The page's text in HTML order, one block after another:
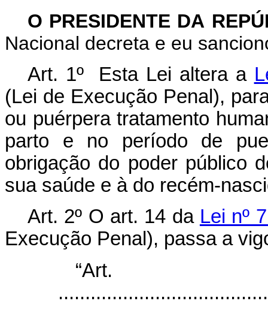
O PRESIDENTE DA
Nacional decreta e eu
Art. 1º Esta Lei altera a
(Lei de Execução Penal),
ou puérpera tratamento
parto e no período de
obrigação do poder público
sua saúde e à do recém-
Art. 2º O art. 14 da Lei nº
Execução Penal), passa a